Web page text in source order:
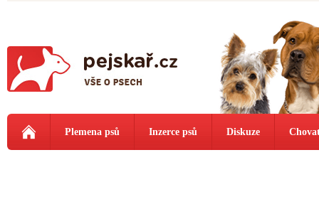
Plemena psů Inzerce psů Diskuze